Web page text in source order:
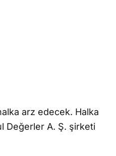
arz edecek. Halka
Değerler A. Ş. şirketi